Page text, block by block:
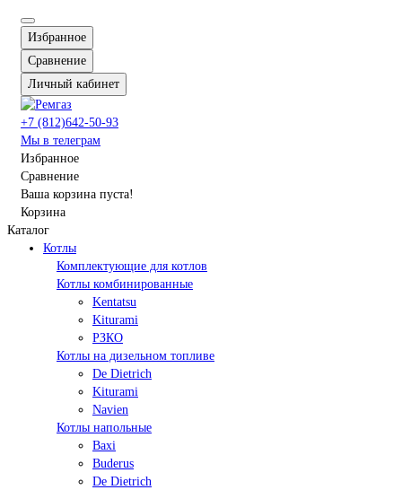
Избранное
Сравнение
Личный кабинет
+7 (812)642-50-93
Мы в телеграм
Избранное
Сравнение
Ваша корзина пуста!
Корзина
Каталог
Котлы
Комплектующие для котлов
Котлы комбинированные
Kentatsu
Kiturami
РЗКО
Котлы на дизельном топливе
De Dietrich
Kiturami
Navien
Котлы напольные
Baxi
Buderus
De Dietrich